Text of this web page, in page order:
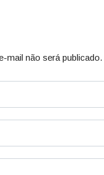
mail não será publicado.